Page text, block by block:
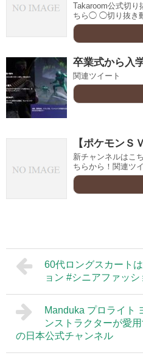
Takaroom公式切
ちら◯ ◯切り抜き
卒業式から入
関連ツイート
【ポケモンＳ
新チャンネルはこ
ちらから！関連ツ
60代ロングスカート
ョン #シニアファッシ
Manduka プロライト
ンストラクターが愛
の日本公式チャンネル